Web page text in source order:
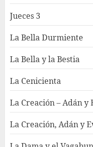
Jueces 3
La Bella Durmiente
La Bella y la Bestia
La Cenicienta
La Creación – Adán y
La Creación, Adán y